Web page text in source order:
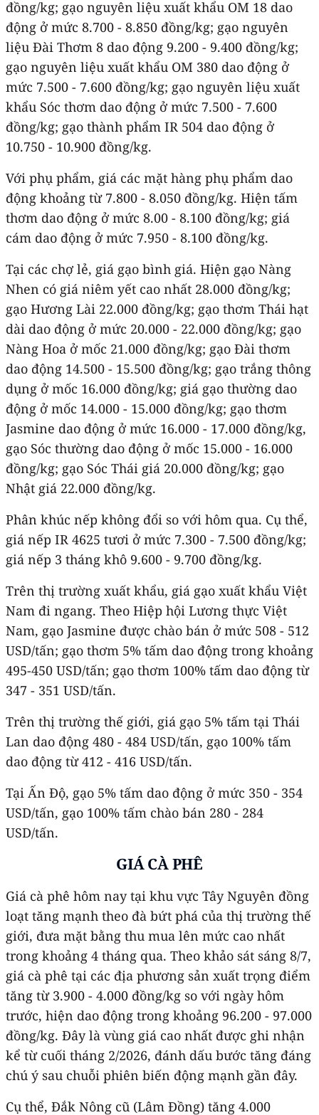
đồng/kg; gạo nguyên liệu xuất khẩu OM 18 dao
động ở mức 8.700 - 8.850 đồng/kg; gạo nguyên
liệu Đài Thơm 8 dao động 9.200 - 9.400 đồng/kg;
gạo nguyên liệu xuất khẩu OM 380 dao động ở
mức 7.500 - 7.600 đồng/kg; gạo nguyên liệu xuất
khẩu Sóc thơm dao động ở mức 7.500 - 7.600
đồng/kg; gạo thành phẩm IR 504 dao động ở
10.750 - 10.900 đồng/kg.
Với phụ phẩm, giá các mặt hàng phụ phẩm dao
động khoảng từ 7.800 - 8.050 đồng/kg. Hiện tấm
thơm dao động ở mức 8.00 - 8.100 đồng/kg; giá
cám dao động ở mức 7.950 - 8.100 đồng/kg.
Tại các chợ lẻ, giá gạo bình giá. Hiện gạo Nàng
Nhen có giá niêm yết cao nhất 28.000 đồng/kg;
gạo Hương Lài 22.000 đồng/kg; gạo thơm Thái hạt
dài dao động ở mức 20.000 - 22.000 đồng/kg; gạo
Nàng Hoa ở mốc 21.000 đồng/kg; gạo Đài thơm
dao động 14.500 - 15.500 đồng/kg; gạo trắng thông
dụng ở mốc 16.000 đồng/kg; giá gạo thường dao
động ở mốc 14.000 - 15.000 đồng/kg; gạo thơm
Jasmine dao động ở mức 16.000 - 17.000 đồng/kg,
gạo Sóc thường dao động ở mốc 15.000 - 16.000
đồng/kg; gạo Sóc Thái giá 20.000 đồng/kg; gạo
Nhật giá 22.000 đồng/kg.
Phân khúc nếp không đổi so với hôm qua. Cụ thể,
giá nếp IR 4625 tươi ở mức 7.300 - 7.500 đồng/kg;
giá nếp 3 tháng khô 9.600 - 9.700 đồng/kg.
Trên thị trường xuất khẩu, giá gạo xuất khẩu Việt
Nam đi ngang. Theo Hiệp hội Lương thực Việt
Nam, gạo Jasmine được chào bán ở mức 508 - 512
USD/tấn; gạo thơm 5% tấm dao động trong khoảng
495-450 USD/tấn; gạo thơm 100% tấm dao động từ
347 - 351 USD/tấn.
Trên thị trường thế giới, giá gạo 5% tấm tại Thái
Lan dao động 480 - 484 USD/tấn, gạo 100% tấm
dao động từ 412 - 416 USD/tấn.
Tại Ấn Độ, gạo 5% tấm dao động ở mức 350 - 354
USD/tấn, gạo 100% tấm chào bán 280 - 284
USD/tấn.
GIÁ CÀ PHÊ
Giá cà phê hôm nay tại khu vực Tây Nguyên đồng
loạt tăng mạnh theo đà bứt phá của thị trường thế
giới, đưa mặt bằng thu mua lên mức cao nhất
trong khoảng 4 tháng qua. Theo khảo sát sáng 8/7,
giá cà phê tại các địa phương sản xuất trọng điểm
tăng từ 3.900 - 4.000 đồng/kg so với ngày hôm
trước, hiện dao động trong khoảng 96.200 - 97.000
đồng/kg. Đây là vùng giá cao nhất được ghi nhận
kể từ cuối tháng 2/2026, đánh dấu bước tăng đáng
chú ý sau chuỗi phiên biến động mạnh gần đây.
Cụ thể, Đắk Nông cũ (Lâm Đồng) tăng 4.000